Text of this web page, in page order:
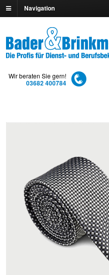
Navigation
Wir beraten Sie gern!
03682 400784